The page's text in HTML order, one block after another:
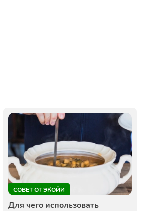
СОВЕТ ОТ ЭКОЙИ
Для чего использовать